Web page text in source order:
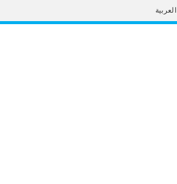
العربية